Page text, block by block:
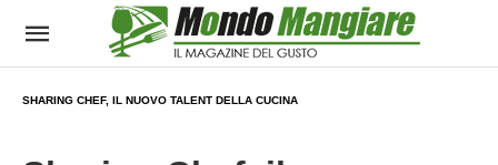
SHARING CHEF, IL NUOVO TALENT DELLA CUCINA